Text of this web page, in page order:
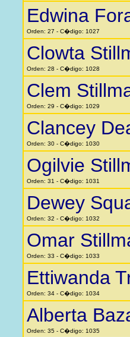
Edwina
Orden: 27 - C�digo: 1027
Clowta
Orden: 28 - C�digo: 1028
Clem
Orden: 29 - C�digo: 1029
Clancey
Orden: 30 - C�digo: 1030
Ogilvie
Orden: 31 - C�digo: 1031
Dewey
Orden: 32 - C�digo: 1032
Omar
Orden: 33 - C�digo: 1033
Ettiwanda
Orden: 34 - C�digo: 1034
Alberta
Orden: 35 - C�digo: 1035